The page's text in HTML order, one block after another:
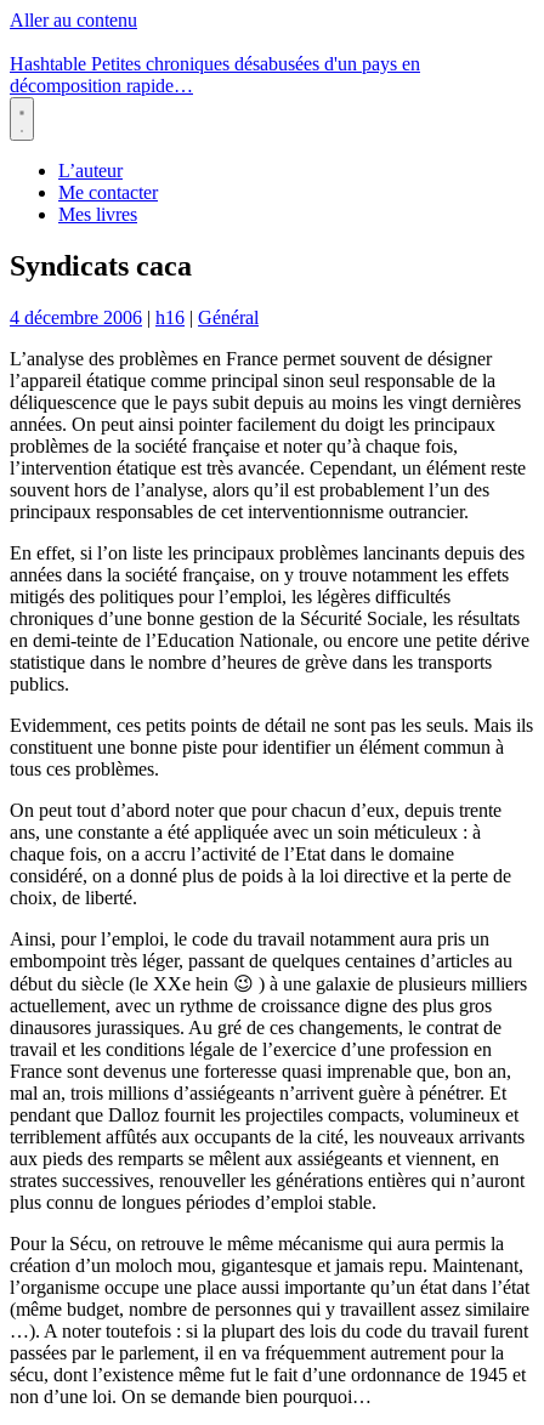
Aller au contenu
Hashtable Petites chroniques désabusées d'un pays en
décomposition rapide…
Menu
L’auteur
Me contacter
Mes livres
Syndicats caca
4 décembre 2006 | h16 | Général
L’analyse des problèmes en France permet souvent de désigner
l’appareil étatique comme principal sinon seul responsable de la
déliquescence que le pays subit depuis au moins les vingt dernières
années. On peut ainsi pointer facilement du doigt les principaux
problèmes de la société française et noter qu’à chaque fois,
l’intervention étatique est très avancée. Cependant, un élément reste
souvent hors de l’analyse, alors qu’il est probablement l’un des
principaux responsables de cet interventionnisme outrancier.
En effet, si l’on liste les principaux problèmes lancinants depuis des
années dans la société française, on y trouve notamment les effets
mitigés des politiques pour l’emploi, les légères difficultés
chroniques d’une bonne gestion de la Sécurité Sociale, les résultats
en demi-teinte de l’Education Nationale, ou encore une petite dérive
statistique dans le nombre d’heures de grève dans les transports
publics.
Evidemment, ces petits points de détail ne sont pas les seuls. Mais ils
constituent une bonne piste pour identifier un élément commun à
tous ces problèmes.
On peut tout d’abord noter que pour chacun d’eux, depuis trente
ans, une constante a été appliquée avec un soin méticuleux : à
chaque fois, on a accru l’activité de l’Etat dans le domaine
considéré, on a donné plus de poids à la loi directive et la perte de
choix, de liberté.
Ainsi, pour l’emploi, le code du travail notamment aura pris un
embompoint très léger, passant de quelques centaines d’articles au
début du siècle (le XXe hein 😉 ) à une galaxie de plusieurs milliers
actuellement, avec un rythme de croissance digne des plus gros
dinausores jurassiques. Au gré de ces changements, le contrat de
travail et les conditions légale de l’exercice d’une profession en
France sont devenus une forteresse quasi imprenable que, bon an,
mal an, trois millions d’assiégeants n’arrivent guère à pénétrer. Et
pendant que Dalloz fournit les projectiles compacts, volumineux et
terriblement affûtés aux occupants de la cité, les nouveaux arrivants
aux pieds des remparts se mêlent aux assiégeants et viennent, en
strates successives, renouveller les générations entières qui n’auront
plus connu de longues périodes d’emploi stable.
Pour la Sécu, on retrouve le même mécanisme qui aura permis la
création d’un moloch mou, gigantesque et jamais repu. Maintenant,
l’organisme occupe une place aussi importante qu’un état dans l’état
(même budget, nombre de personnes qui y travaillent assez similaire
…). A noter toutefois : si la plupart des lois du code du travail furent
passées par le parlement, il en va fréquemment autrement pour la
sécu, dont l’existence même fut le fait d’une ordonnance de 1945 et
non d’une loi. On se demande bien pourquoi…